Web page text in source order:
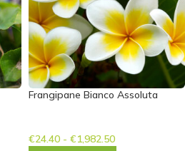
Frangipane Bianco Assoluta
€24.40 - €1,982.50